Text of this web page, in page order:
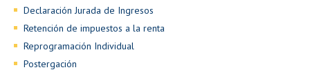
Declaración Jurada de Ingresos
Retención de impuestos a la renta
Reprogramación Individual
Postergación